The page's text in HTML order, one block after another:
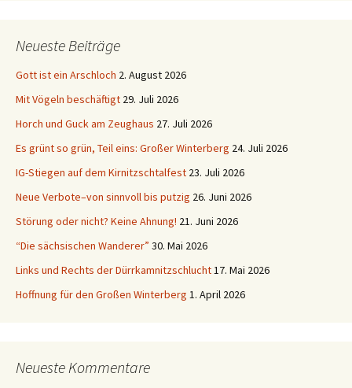
Neueste Beiträge
Gott ist ein Arschloch 2. August 2026
Mit Vögeln beschäftigt 29. Juli 2026
Horch und Guck am Zeughaus 27. Juli 2026
Es grünt so grün, Teil eins: Großer Winterberg 24. Juli 2026
IG-Stiegen auf dem Kirnitzschtalfest 23. Juli 2026
Neue Verbote–von sinnvoll bis putzig 26. Juni 2026
Störung oder nicht? Keine Ahnung! 21. Juni 2026
“Die sächsischen Wanderer” 30. Mai 2026
Links und Rechts der Dürrkamnitzschlucht 17. Mai 2026
Hoffnung für den Großen Winterberg 1. April 2026
Neueste Kommentare